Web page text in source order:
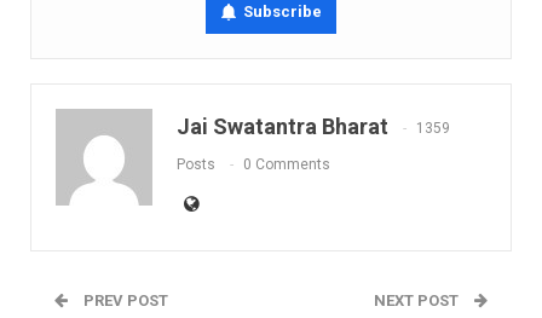
Subscribe
Jai Swatantra Bharat 1359
Posts 0 Comments
PREV POST NEXT POST